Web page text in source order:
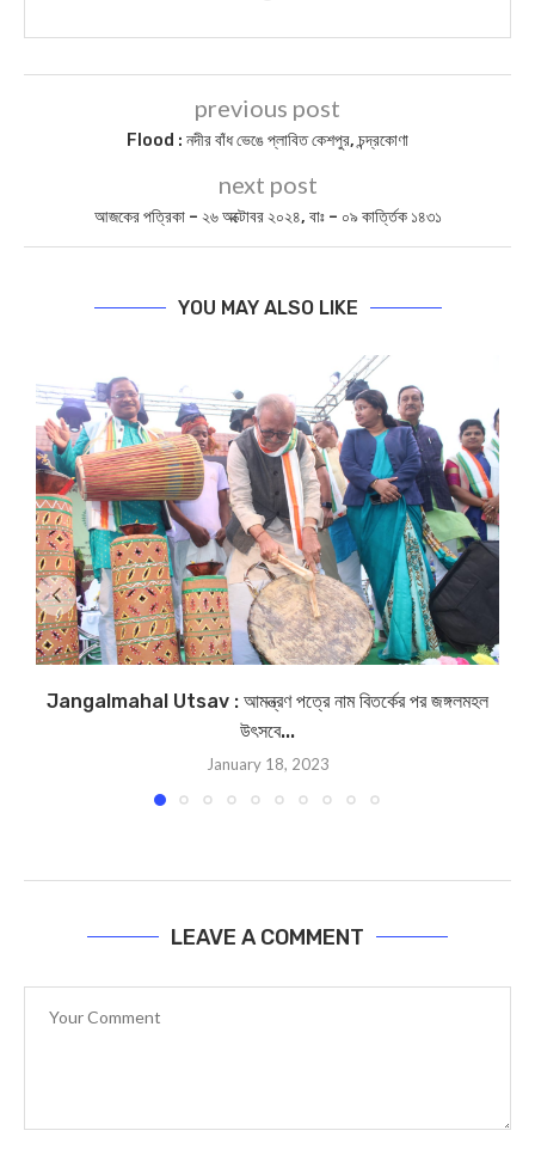
previous post
Flood : নদীর বাঁধ ভেঙে প্লাবিত কেশপুর, চন্দ্রকোণা
next post
আজকের পত্রিকা – ২৬ অক্টোবর ২০২৪, বাঃ – ০৯ কার্ত্তিক ১৪৩১
YOU MAY ALSO LIKE
Jangalmahal Utsav : আমন্ত্রণ পত্রে নাম বিতর্কের পর জঙ্গলমহল
উৎসবে...
January 18, 2023
LEAVE A COMMENT